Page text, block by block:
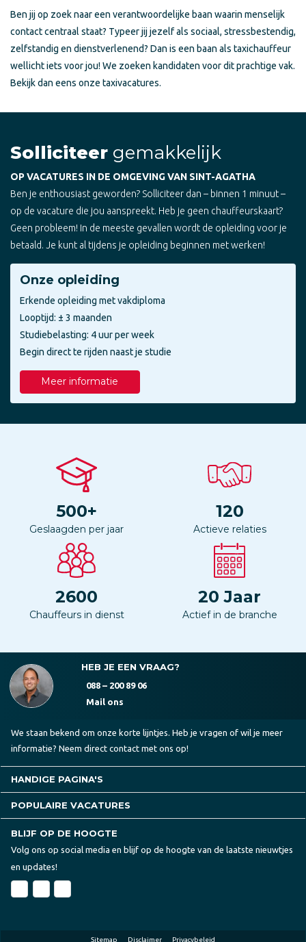
Ben jij op zoek naar een verantwoordelijke baan waarin menselijk
contact centraal staat? Typeer jij jezelf als sociaal, stressbestendig,
zelfstandig en dienstverlenend? Dan is een baan als taxichauffeur
wellicht iets voor jou! We zoeken kandidaten voor dit prachtige vak.
Bekijk dan eens onze taxivacatures.
Solliciteer gemakkelijk
OP VACATURES IN DE OMGEVING VAN SINT-AGATHA
Ben je enthousiast geworden? Solliciteer dan – binnen 1 minuut –
op de vacature die jou aanspreekt. Heb je geen chauffeurskaart?
Geen probleem! In de meeste gevallen wordt de opleiding voor je
betaald. Je kunt al tijdens je opleiding beginnen met werken!
Onze opleiding
Erkende opleiding met vakdiploma
Looptijd: ± 3 maanden
Studiebelasting: 4 uur per week
Begin direct te rijden naast je studie
Meer informatie
500+
Geslaagden per jaar
120
Actieve relaties
2600
Chauffeurs in dienst
20 Jaar
Actief in de branche
HEB JE EEN VRAAG?
088 – 200 89 06
Mail ons
We staan bekend om onze korte lijntjes. Heb je vragen of wil je meer
informatie? Neem direct contact met ons op!
HANDIGE PAGINA'S
POPULAIRE VACATURES
BLIJF OP DE HOOGTE
Volg ons op social media en blijf op de hoogte van de laatste nieuwtjes
en updates!
Sitemap Disclaimer Privacybeleid